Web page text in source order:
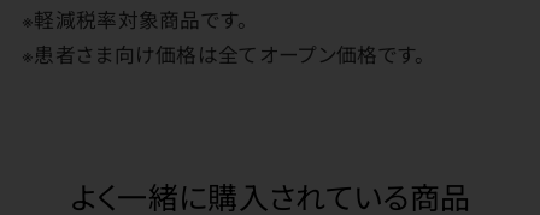
※軽減税率対象商品です。
※患者さま向け価格は全てオープン価格です。
よく一緒に購入されている商品